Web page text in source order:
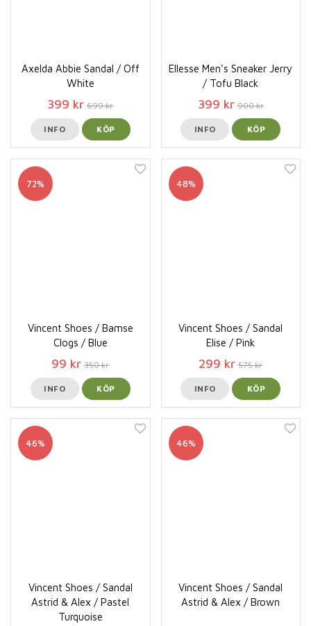
Axelda Abbie Sandal / Off
White
399 kr 699 kr
INFO KÖP
Ellesse Men's Sneaker Jerry
/ Tofu Black
399 kr 900 kr
INFO KÖP
72%
Vincent Shoes / Bamse
Clogs / Blue
99 kr 350 kr
INFO KÖP
48%
Vincent Shoes / Sandal
Elise / Pink
299 kr 575 kr
INFO KÖP
46%
Vincent Shoes / Sandal
Astrid & Alex / Pastel
Turquoise
46%
Vincent Shoes / Sandal
Astrid & Alex / Brown